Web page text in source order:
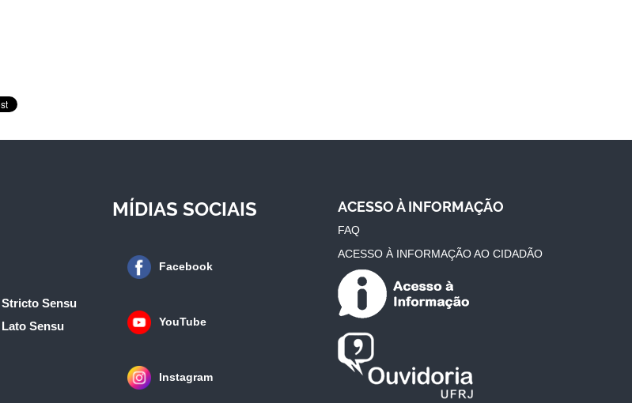
Sensu
Sensu
MÍDIAS SOCIAIS
Facebook
YouTube
Instagram
ACESSO À INFORMAÇÃO
FAQ
ACESSO À INFORMAÇÃO AO CIDADÃO